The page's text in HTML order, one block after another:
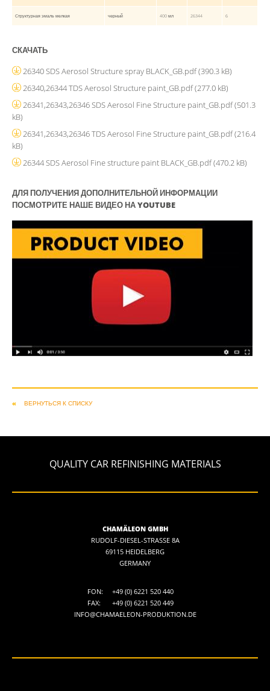
Структурная эмаль мелкая черный 400 мл 26344 6
СКАЧАТЬ
26340 SDS Aerosol Structure spray BLACK_GB.pdf(390.3 kB)
26340,26344 TDS Aerosol Structure paint_GB.pdf(277.0 kB)
26341,26343,26346 SDS Aerosol Fine Structure paint_GB.pdf(501.3
kB)
26341,26343,26346 TDS Aerosol Fine Structure paint_GB.pdf(216.4
kB)
26344 SDS Aerosol Fine structure paint BLACK_GB.pdf(470.2 kB)
ДЛЯ ПОЛУЧЕНИЯ ДОПОЛНИТЕЛЬНОЙ ИНФОРМАЦИИ
ПОСМОТРИТЕ НАШЕ ВИДЕО НА YOUTUBE
ВЕРНУТЬСЯ К СПИСКУ
QUALITY CAR REFINISHING MATERIALS
CHAMÄLEON GMBH
RUDOLF-DIESEL-STRASSE 8A
69115 HEIDELBERG
GERMANY
FON:
+49 (0) 6221 520 440
FAX:
+49 (0) 6221 520 449
INFO@CHAMAELEON-PRODUKTION.DE